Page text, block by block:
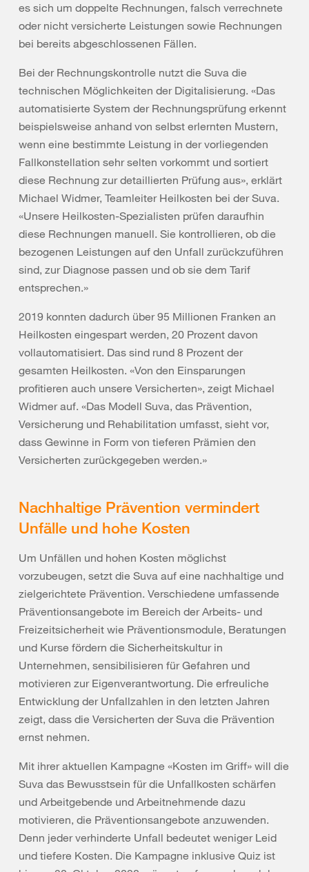
es sich um doppelte Rechnungen, falsch verrechnete
oder nicht versicherte Leistungen sowie Rechnungen
bei bereits abgeschlossenen Fällen.
Bei der Rechnungskontrolle nutzt die Suva die
technischen Möglichkeiten der Digitalisierung. «Das
automatisierte System der Rechnungsprüfung erkennt
beispielsweise anhand von selbst erlernten Mustern,
wenn eine bestimmte Leistung in der vorliegenden
Fallkonstellation sehr selten vorkommt und sortiert
diese Rechnung zur detaillierten Prüfung aus», erklärt
Michael Widmer, Teamleiter Heilkosten bei der Suva.
«Unsere Heilkosten-Spezialisten prüfen daraufhin
diese Rechnungen manuell. Sie kontrollieren, ob die
bezogenen Leistungen auf den Unfall zurückzuführen
sind, zur Diagnose passen und ob sie dem Tarif
entsprechen.»
2019 konnten dadurch über 95 Millionen Franken an
Heilkosten eingespart werden, 20 Prozent davon
vollautomatisiert. Das sind rund 8 Prozent der
gesamten Heilkosten. «Von den Einsparungen
profitieren auch unsere Versicherten», zeigt Michael
Widmer auf. «Das Modell Suva, das Prävention,
Versicherung und Rehabilitation umfasst, sieht vor,
dass Gewinne in Form von tieferen Prämien den
Versicherten zurückgegeben werden.»
Nachhaltige Prävention vermindert
Unfälle und hohe Kosten
Um Unfällen und hohen Kosten möglichst
vorzubeugen, setzt die Suva auf eine nachhaltige und
zielgerichtete Prävention. Verschiedene umfassende
Präventionsangebote im Bereich der Arbeits- und
Freizeitsicherheit wie Präventionsmodule, Beratungen
und Kurse fördern die Sicherheitskultur in
Unternehmen, sensibilisieren für Gefahren und
motivieren zur Eigenverantwortung. Die erfreuliche
Entwicklung der Unfallzahlen in den letzten Jahren
zeigt, dass die Versicherten der Suva die Prävention
ernst nehmen.
Mit ihrer aktuellen Kampagne «Kosten im Griff» will die
Suva das Bewusstsein für die Unfallkosten schärfen
und Arbeitgebende und Arbeitnehmende dazu
motivieren, die Präventionsangebote anzuwenden.
Denn jeder verhinderte Unfall bedeutet weniger Leid
und tiefere Kosten. Die Kampagne inklusive Quiz ist